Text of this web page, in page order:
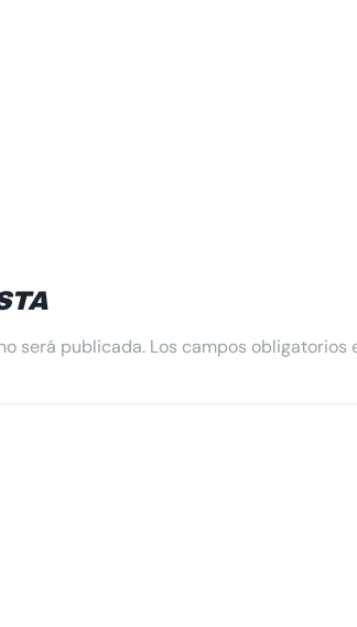
será publicada. Los campos obligatorios